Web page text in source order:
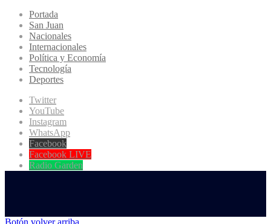
Portada
San Juan
Nacionales
Internacionales
Política y Economía
Tecnología
Deportes
Twitter
YouTube
Instagram
WhatsApp
Facebook
Facebook LIVE
Radio Garden